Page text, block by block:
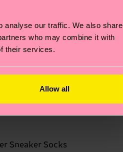
analyse our traffic. We also share
who may combine it with
their services.
Allow all
Sneaker Socks